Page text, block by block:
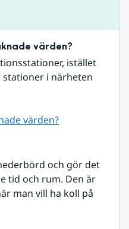
värden?
istället
i närheten
värden?
och gör det
tid och rum. Den är
man vill ha koll på